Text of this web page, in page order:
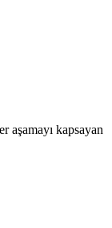
aşamayı kapsayan